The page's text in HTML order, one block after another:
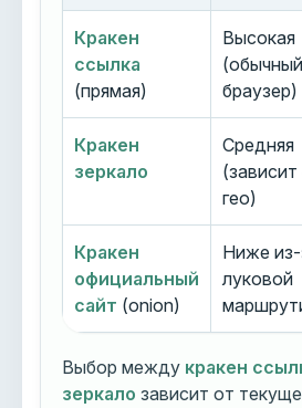
Кракен
ссылка
(прямая)
Высокая
(обычный
браузер)
Кракен
зеркало
Средняя
(зависит
гео)
Кракен
официальный
сайт (onion)
Ниже
луковой
Выбор между кракен
зеркало зависит от